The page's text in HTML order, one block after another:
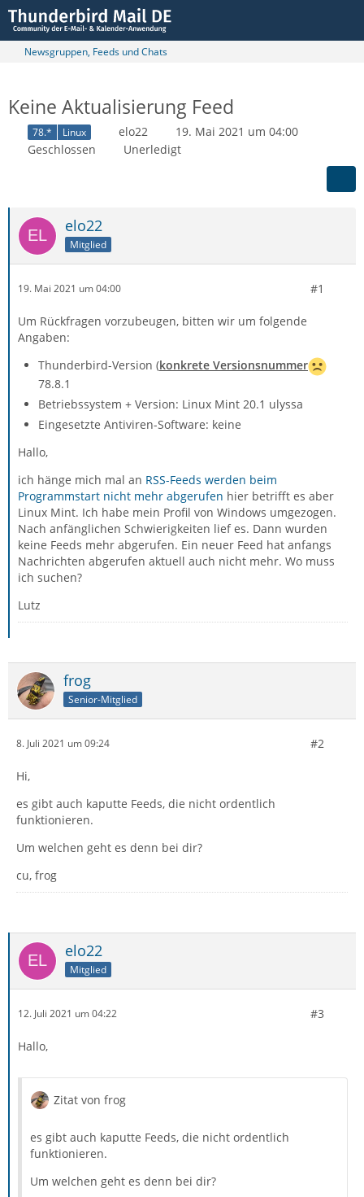
Newsgruppen, Feeds und Chats
Keine Aktualisierung Feed
78.* Linux elo22
19. Mai 2021 um 04:00
Geschlossen
Unerledigt
elo22
Mitglied
19. Mai 2021 um 04:00 #1
Um Rückfragen vorzubeugen, bitten wir um folgende
Angaben:
Thunderbird-Version (konkrete Versionsnummer
78.8.1
Betriebssystem + Version: Linux Mint 20.1 ulyssa
Eingesetzte Antiviren-Software: keine
Hallo,
ich hänge mich mal an RSS-Feeds werden beim
Programmstart nicht mehr abgerufen hier betrifft es aber
Linux Mint. Ich habe mein Profil von Windows umgezogen.
Nach anfänglichen Schwierigkeiten lief es. Dann wurden
keine Feeds mehr abgerufen. Ein neuer Feed hat anfangs
Nachrichten abgerufen aktuell auch nicht mehr. Wo muss
ich suchen?
Lutz
frog
Senior-Mitglied
8. Juli 2021 um 09:24 #2
Hi,
es gibt auch kaputte Feeds, die nicht ordentlich
funktionieren.
Um welchen geht es denn bei dir?
cu, frog
elo22
Mitglied
12. Juli 2021 um 04:22 #3
Hallo,
Zitat von frog
es gibt auch kaputte Feeds, die nicht ordentlich
funktionieren.
Um welchen geht es denn bei dir?